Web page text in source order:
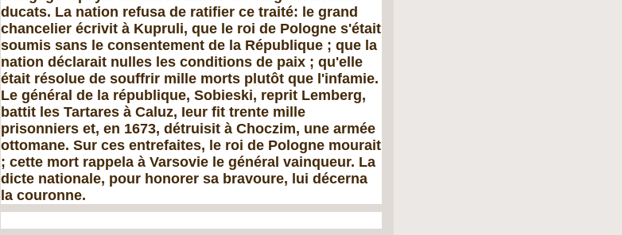
ducats. La nation refusa de ratifier ce traité: le grand
chan­celier écrivit à Kupruli, que le roi de Pologne s'était
soumis sans le consentement de la République ; que la
nation déclarait nulles les conditions de paix ; qu'elle
était résolue de souffrir mille morts plutôt que l'infamie.
Le général de la république, Sobieski, reprit Lemberg,
battit les Tartares à Caluz, Ieur fit trente mille
prisonniers et, en 1673, détruisit à Choczim, une armée
ottomane. Sur ces entrefaites, le roi de Pologne mourait
; cette mort rappela à Var­sovie le général vainqueur. La
dicte nationale, pour honorer sa bravoure, lui décerna
la couronne.